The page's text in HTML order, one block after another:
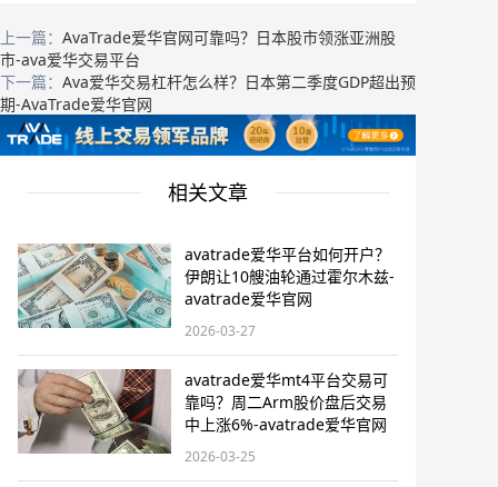
上一篇： AvaTrade爱华官网可靠吗？日本股市领涨亚洲股
市-ava爱华交易平台
下一篇： Ava爱华交易杠杆怎么样？日本第二季度GDP超出预
期-AvaTrade爱华官网
相关文章
avatrade爱华平台如何开户？
伊朗让10艘油轮通过霍尔木兹-
avatrade爱华官网
2026-03-27
avatrade爱华mt4平台交易可
靠吗？周二Arm股价盘后交易
中上涨6%-avatrade爱华官网
2026-03-25